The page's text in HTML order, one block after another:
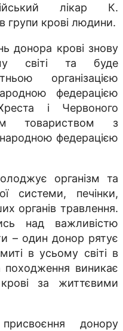
лікар К.
групи крові людини.
донора крові знову
світі та буде
організацією
федерацією
і Червоного
товариством з
федерацією
організм та
системи, печінки,
органів травлення.
над важливістю
– один донор рятує
в усьому світі в
походження виникає
за життєвими
донору